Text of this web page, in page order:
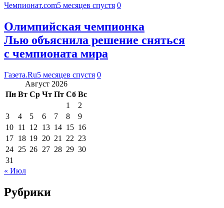
Чемпионат.com5 месяцев спустя 0
Олимпийская чемпионка
Лью объяснила решение сняться
с чемпионата мира
Газета.Ru5 месяцев спустя 0
Август 2026
Пн Вт Ср Чт Пт Сб Вс
1
2
3
4 5 6 7 8
9
10 11 12 13 14 15 16
17 18 19 20 21 22 23
24 25 26 27 28 29 30
31
« Июл
Рубрики